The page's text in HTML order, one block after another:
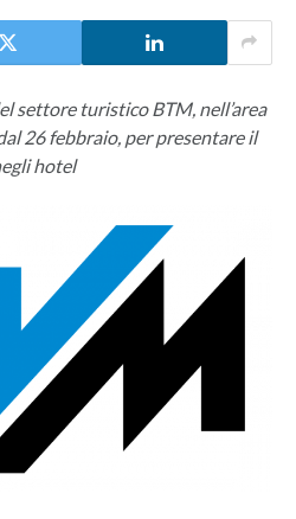
settore turistico BTM, nell’area
26 febbraio, per presentare il
hotel